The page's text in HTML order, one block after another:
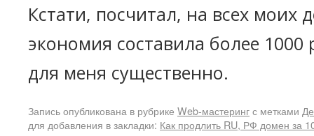
Кстати, посчитал, на всех моих
экономия составила более 1000
для меня существенно.
Запись опубликована в рубрике Web-мастерингс метками
для добавления в закладки: Как продлить RU, РФ домен за